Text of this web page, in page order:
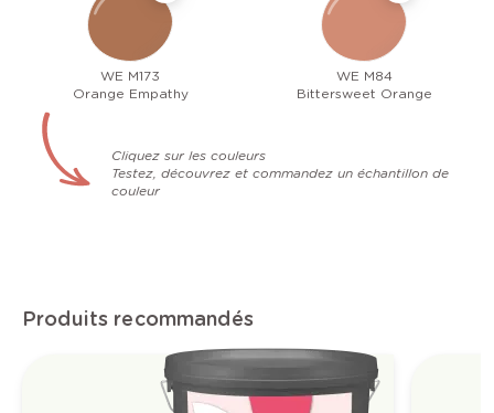
WE M173
Orange Empathy
WE M84
Bittersweet Orange
Cliquez sur les couleurs
Testez, découvrez et commandez un échantillon de
couleur
Produits recommandés